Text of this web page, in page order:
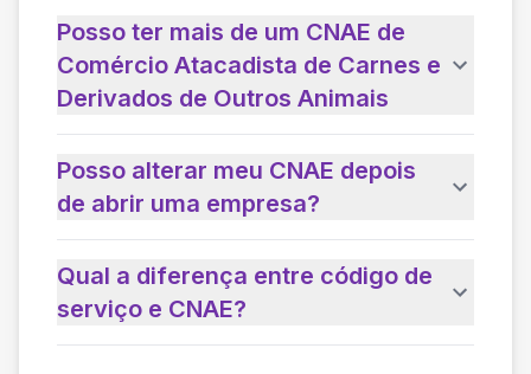
Posso ter mais de um CNAE de
Comércio Atacadista de Carnes e
Derivados de Outros Animais
Posso alterar meu CNAE depois
de abrir uma empresa?
Qual a diferença entre código de
serviço e CNAE?